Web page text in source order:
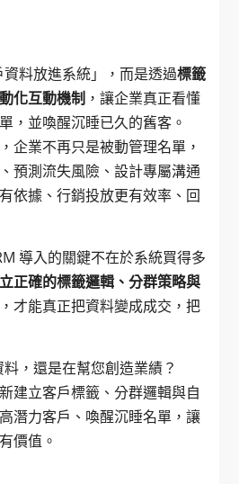
料放進系統」，而是透過標籤
化互動機制 ，讓企業真正看懂
，並喚醒沉睡已久的舊客。
企業不再只是被動管理名單，
預測流失風險、設計專屬溝通
依據、行銷投放更有效率、回
導入的關鍵不在於系統買得多
正確的標籤邏輯、分群策略與
才能真正把資料變成成交，把
，還是在幫您創造業績？
建立客戶標籤、分群邏輯與自
潛力客戶、喚醒沉睡名單，讓
價值。